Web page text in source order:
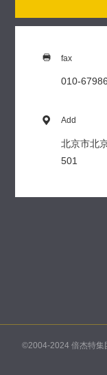
 fax
010-
 Add
北京市北
501
©2004-2024 倍杰特集